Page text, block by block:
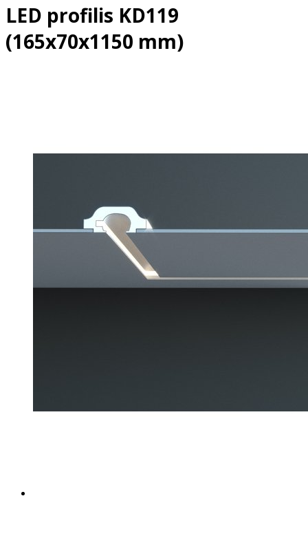
LED profilis KD119
(165x70x1150 mm)